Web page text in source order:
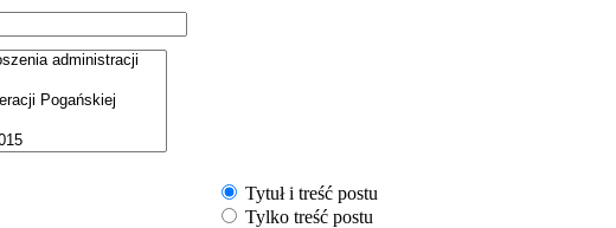
Tytuł i treść postu
Tylko treść postu